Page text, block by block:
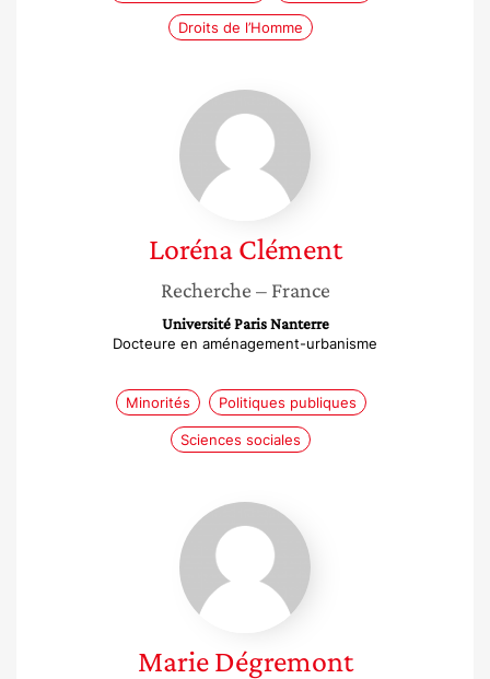
Droits de l’Homme
Loréna
Clément
Loréna Clément
Recherche – France
Université Paris Nanterre
Docteure en aménagement-urbanisme
Minorités Politiques publiques
Sciences sociales
Marie
Dégremont
Marie Dégremont